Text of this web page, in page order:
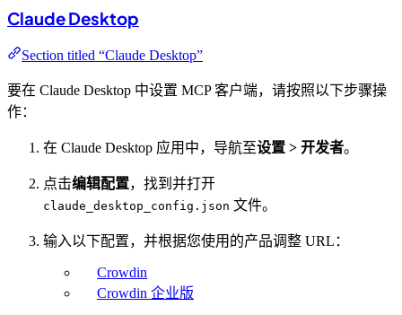
Claude Desktop
Section titled “Claude Desktop”
要在 Claude Desktop 中设置 MCP 客户端，请按照以下步骤操
作：
在 Claude Desktop 应用中，导航至设置 > 开发者。
点击编辑配置，找到并打开
claude_desktop_config.json 文件。
输入以下配置，并根据您使用的产品调整 URL：
Crowdin
Crowdin 企业版